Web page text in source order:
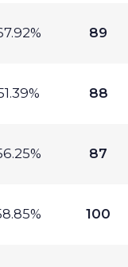
89
88
87
100